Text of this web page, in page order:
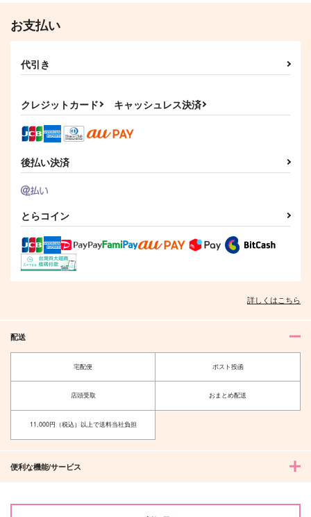
Amelion.
1,729円 （税込）
サンプル
作品詳細
あまからロック
eureka
2,594円（税込）
お支払い
代引き
クレジットカード キャッシュレス決済
後払い決済
とらコイン
詳しくはこちら
配送
宅配便 ポスト投函
店頭受取 おまとめ配送
11,000円（税込）以上で送料当社負担
便利な機能/サービス